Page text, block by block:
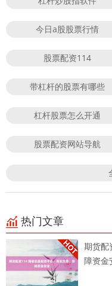
今日a股股票行情
股票配资114
带杠杆的股票有哪些
杠杆股票怎么开通
股票配资网站导航
热门文章
期货配
障资金